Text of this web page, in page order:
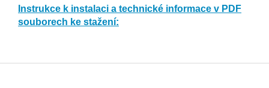
Instrukce k instalaci a technické informace v PDF
souborech ke stažení: